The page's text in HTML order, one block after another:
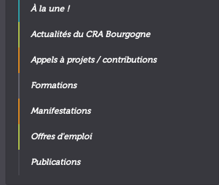
À la une !
Actualités du CRA Bourgogne
Appels à projets / contributions
Formations
Manifestations
Offres d'emploi
Publications